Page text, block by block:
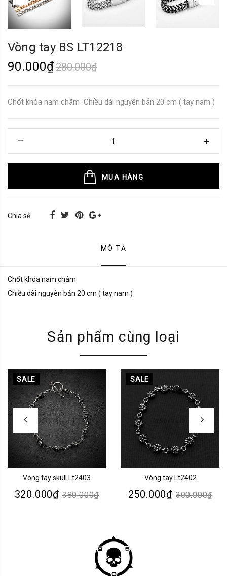
Vòng tay BS LT12218
90.000₫280.000₫
Chốt khóa nam châm Chiều dài nguyên bản 20 cm ( tay nam )
MUA HÀNG
Chia sẻ:
MÔ TẢ
Chốt khóa nam châm
Chiều dài nguyên bản 20 cm ( tay nam )
Sản phẩm cùng loại
SALE
Vòng tay skull Lt2403
320.000₫ 380.000₫
SALE
Vòng tay Lt2402
250.000₫ 300.000₫